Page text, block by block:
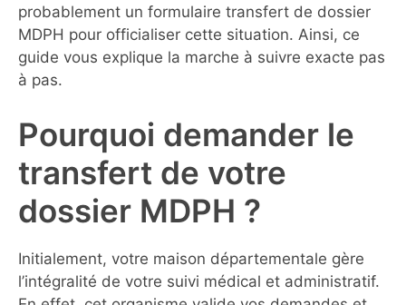
probablement un formulaire transfert de dossier
MDPH pour officialiser cette situation. Ainsi, ce
guide vous explique la marche à suivre exacte pas
à pas.
Pourquoi demander le
transfert de votre
dossier MDPH ?
Initialement, votre maison départementale gère
l’intégralité de votre suivi médical et administratif.